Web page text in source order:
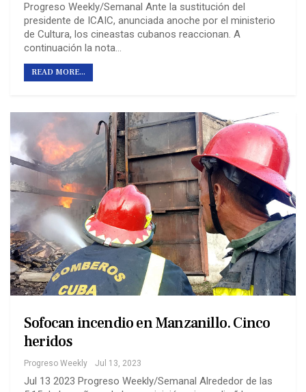
Progreso Weekly/Semanal Ante la sustitución del
presidente de ICAIC, anunciada anoche por el ministerio
de Cultura, los cineastas cubanos reaccionan. A
continuación la nota…
READ MORE...
Sofocan incendio en Manzanillo. Cinco
heridos
Progreso Weekly Jul 13, 2023
Jul 13 2023 Progreso Weekly/Semanal Alrededor de las